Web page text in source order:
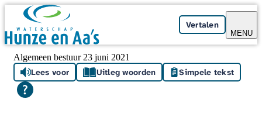
Skip navigation
Vertalen
MENU
Algemeen bestuur 23 juni 2021
Lees voor Uitleg woorden Simpele tekst